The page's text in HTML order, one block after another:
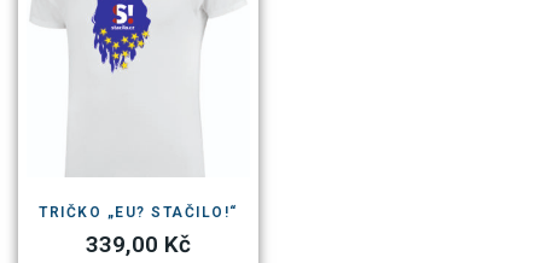
TRIČKO „EU? STAČILO!“
339,00 Kč